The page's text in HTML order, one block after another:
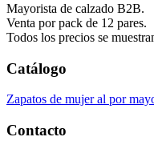
Mayorista de calzado B2B.
Venta por pack de 12 pares.
Todos los precios se
Catálogo
Zapatos de mujer al por
Contacto